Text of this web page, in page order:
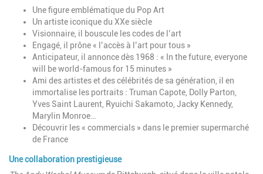
Une figure emblématique du Pop Art
Un artiste iconique du XXe siècle
Visionnaire, il bouscule les codes de l’art
Engagé, il prône « l’accès à l’art pour tous »
Anticipateur, il annonce dès 1968 : « In the future, everyone
will be world-famous for 15 minutes »
Ami des artistes et des célébrités de sa génération, il en
immortalise les portraits : Truman Capote, Dolly Parton,
Yves Saint Laurent, Ryuichi Sakamoto, Jacky Kennedy,
Marylin Monroe…
Découvrir les « commercials » dans le premier supermarché
de France
Une collaboration prestigieuse